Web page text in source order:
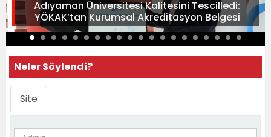
Adıyaman Üniversitesi Kalitesini Tescilledi:
YÖKAK’tan Kurumsal Akreditasyon Belgesi
Neler Söylendi?
Site